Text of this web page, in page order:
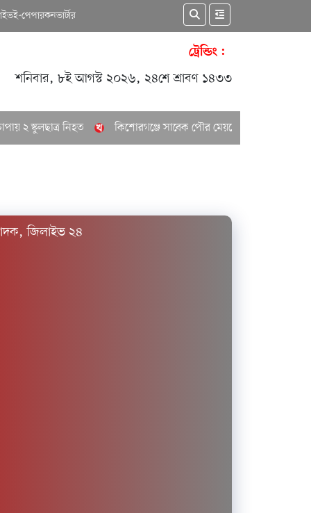
ই-পেপারকনভার্টার
ট্রেন্ডিং :
শনিবার, ৮ই আগস্ট ২০২৬, ২৪শে শ্রাবণ ১৪৩৩
কিশোরগঞ্জে সাবেক পৌর মেয়রের বাসা থেকে ঝুলন্ত মরদেহ উদ্ধার
জিলাইভ ২৪